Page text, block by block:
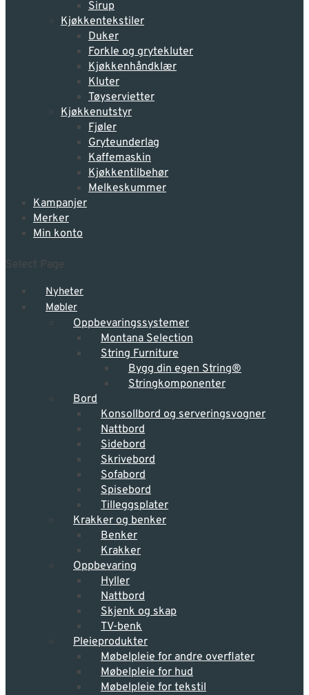
Sirup
Kjøkkentekstiler
Duker
Forkle og grytekluter
Kjøkkenhåndklær
Kluter
Tøyservietter
Kjøkkenutstyr
Fjøler
Gryteunderlag
Kaffemaskin
Kjøkkentilbehør
Melkeskummer
Kampanjer
Merker
Min konto
Select Page
Nyheter
Møbler
Oppbevarings­systemer
Montana Selection
String Furniture
Bygg din egen String®
Stringkomponenter
Bord
Konsollbord og serveringsvogner
Nattbord
Sidebord
Skrivebord
Sofabord
Spisebord
Tilleggsplater
Krakker og benker
Benker
Krakker
Oppbevaring
Hyller
Nattbord
Skjenk og skap
TV-benk
Pleieprodukter
Møbelpleie for andre overflater
Møbelpleie for hud
Møbelpleie for tekstil